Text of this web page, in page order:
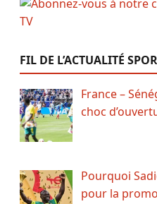
FIL DE L’ACTUALITÉ
France –
choc
Pourquoi
pour la